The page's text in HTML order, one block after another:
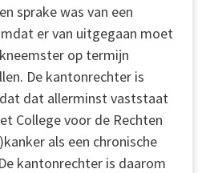
sprake was van een
er van uitgegaan moet
op termijn
De kantonrechter is
dat allerminst vaststaat
College voor de Rechten
als een chronische
kantonrechter is daarom